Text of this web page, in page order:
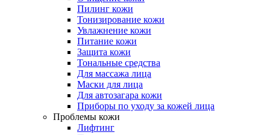
Пилинг кожи
Тонизирование кожи
Увлажнение кожи
Питание кожи
Защита кожи
Тональные средства
Для массажа лица
Маски для лица
Для автозагара кожи
Приборы по уходу за кожей лица
Проблемы кожи
Лифтинг